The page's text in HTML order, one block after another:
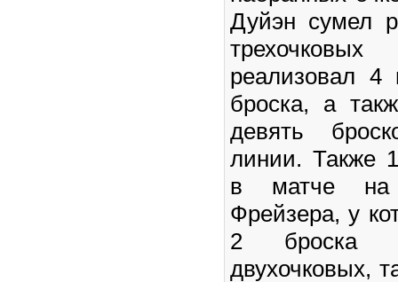
Дуйэн сумел
реализовал 4
броска, а
девять
линии. Также
в матче на
Фрейзера, у
2 броска
двухочковых,